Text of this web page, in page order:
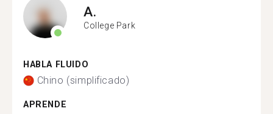
A.
College Park
HABLA FLUIDO
Chino (simplificado)
APRENDE